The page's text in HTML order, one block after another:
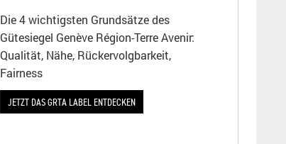
Die 4 wichtigsten Grundsätze des
Gütesiegel Genève Région-Terre Avenir:
Qualität, Nähe, Rückervolgbarkeit,
Fairness
JETZT DAS GRTA LABEL ENTDECKEN